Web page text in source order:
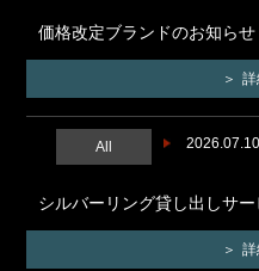
価格改定ブランドのお知らせ
詳
2026.07.10
All
シルバーリング貸し出しサ
詳